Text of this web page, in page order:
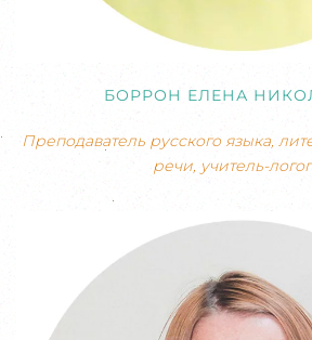
БОРРОН ЕЛЕНА
Преподаватель русского языка,
речи, учитель-